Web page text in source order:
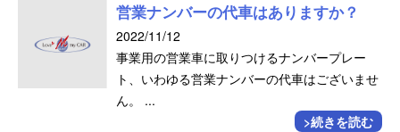
営業ナンバーの代車はありますか？
2022/11/12
事業用の営業車に取りつけるナンバープレー
ト、いわゆる営業ナンバーの代車はございませ
ん。 ...
>続きを読む